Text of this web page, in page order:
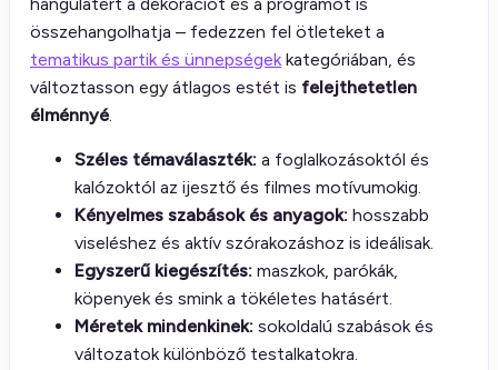
összehangolhatja – fedezzen fel ötleteket a
tematikus partik és ünnepségek kategóriában, és
változtasson egy átlagos estét is felejthetetlen
élménnyé.
Széles témaválaszték: a foglalkozásoktól és
kalózoktól az ijesztő és filmes motívumokig.
Kényelmes szabások és anyagok: hosszabb
viseléshez és aktív szórakozáshoz is ideálisak.
Egyszerű kiegészítés: maszkok, parókák,
köpenyek és smink a tökéletes hatásért.
Méretek mindenkinek: sokoldalú szabások és
változatok különböző testalkatokra.